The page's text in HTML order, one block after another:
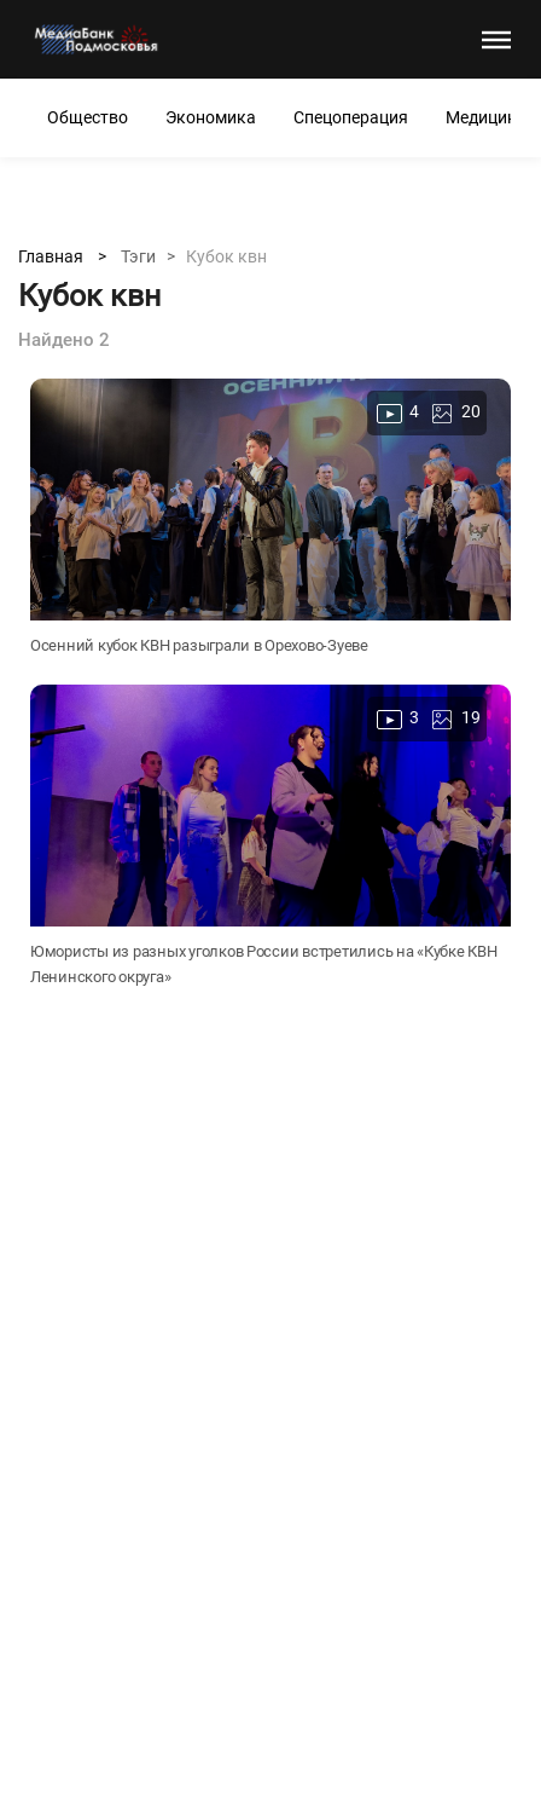
Общество Экономика Спецоперация Медицина
Главная > Тэги > Кубок квн
Кубок квн
Найдено 2
4 20
Осенний кубок КВН разыграли в Орехово-Зуеве
3 19
Юмористы из разных уголков России встретились на «Кубке КВН
Ленинского округа»